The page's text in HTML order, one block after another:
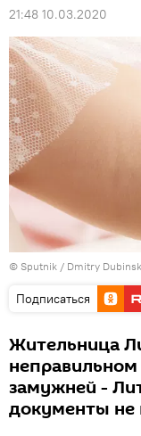
21:48 10.03.2020
© Sputnik / Dmitry
Подписаться
Жительница
неправильном
замужней -
документы не